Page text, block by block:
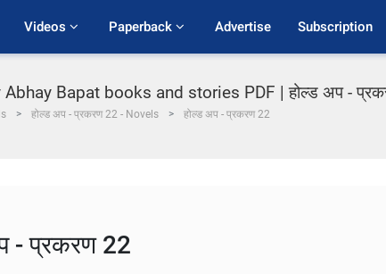
Videos Paperback Advertise Subscription
Bapat books and stories PDF | होल्ड अप -
होल्ड अप - प्रकरण 22 - Novels होल्ड अप - प्रकरण 22
- प्रकरण 22